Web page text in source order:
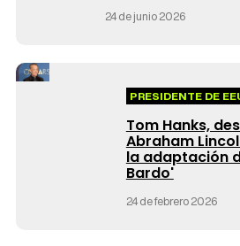
24 de junio 2026
PRESIDENTE DE
Tom Hanks,
Abraham
la adaptación
Bardo'
24 de febrero 2026